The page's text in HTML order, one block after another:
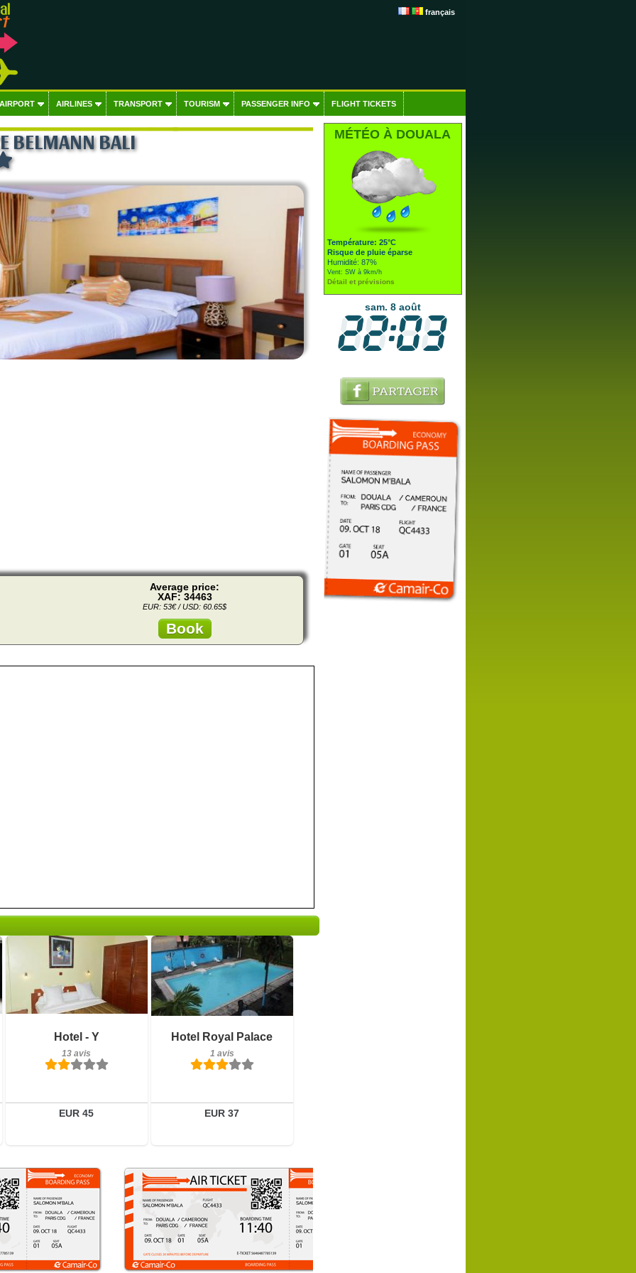
français
AIRLINES TRANSPORT TOURISM PASSENGER INFO FLIGHT TICKETS
BELMANN BALI
Average price:
XAF: 34463
EUR: 53€ / USD: 60.65$
Book
Hotel - Y
13 avis
EUR 45
13 avis
Détails
Réserver
Hotel Royal Palace
1 avis
EUR 37
1 avis
Détails
Réserver
MÉTÉO À DOUALA
Température: 25°C
Risque de pluie éparse
Humidité: 87%
Vent: SW à 9km/h
Détail et prévisions
sam. 8 août